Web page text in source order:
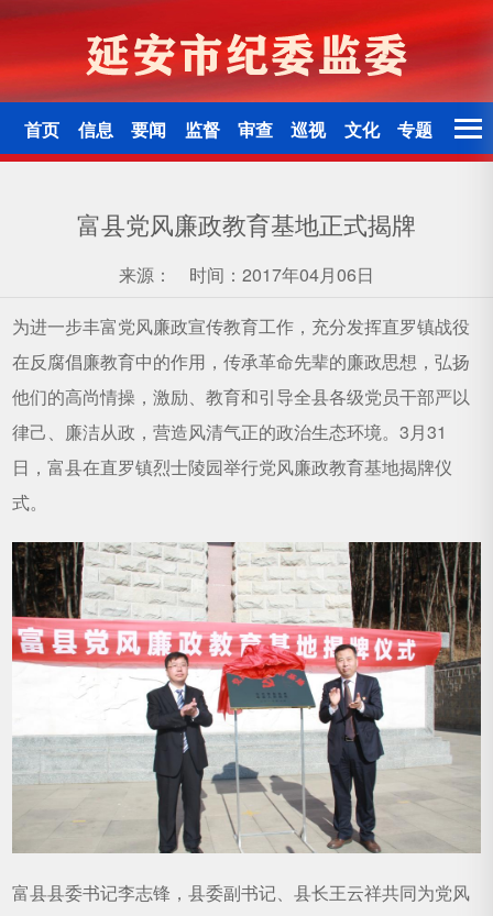
首页 信息 要闻 监督 审查 巡视 文化 专题
富县党风廉政教育基地正式揭牌
来源： 时间：2017年04月06日
为进一步丰富党风廉政宣传教育工作，充分发挥直罗镇战役
在反腐倡廉教育中的作用，传承革命先辈的廉政思想，弘扬
他们的高尚情操，激励、教育和引导全县各级党员干部严以
律己、廉洁从政，营造风清气正的政治生态环境。3月31
日，富县在直罗镇烈士陵园举行党风廉政教育基地揭牌仪
式。
富县县委书记李志锋，县委副书记、县长王云祥共同为党风